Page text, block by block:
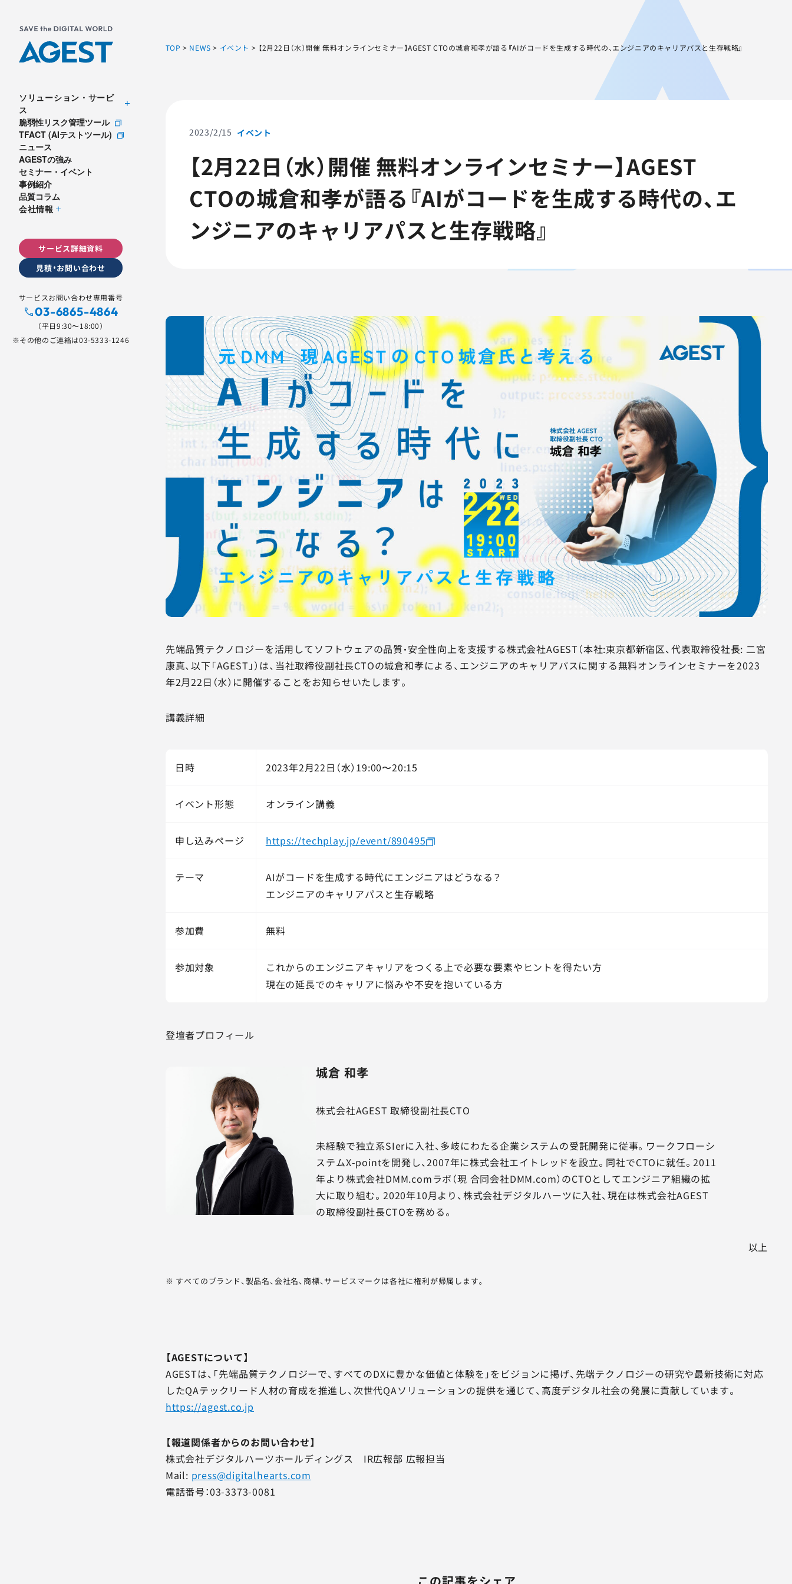
ソリューション・サービ
ス
脆弱性リスク管理ツール
TFACT (AIテストツール)
ニュース
AGESTの強み
セミナー・イベント
事例紹介
品質コラム
会社情報
サービス詳細資料
見積・お問い合わせ
サービスお問い合わせ専用番号
03-6865-4864
（平日9:30〜18:00）
※その他のご連絡は03-5333-1246
TOP > NEWS > イベント > 【2月22日（水）開催 無料オンラインセミナー】AGEST CTOの城倉和孝が語る『AIがコードを生成する時代の、エンジニアのキャリアパスと生存戦略』
2023/2/15 イベント
【2月22日（水）開催 無料オンラインセミナー】AGEST
CTOの城倉和孝が語る『AIがコードを生成する時代の、エ
ンジニアのキャリアパスと生存戦略』
先端品質テクノロジーを活用してソフトウェアの品質・安全性向上を支援する株式会社AGEST（本社:東京都新宿区、代表取締役社長: 二宮
康真、以下「AGEST」）は、当社取締役副社長CTOの城倉和孝による、エンジニアのキャリアパスに関する無料オンラインセミナーを2023
年2月22日（水）に開催することをお知らせいたします。
講義詳細
日時 2023年2月22日（水）19:00〜20:15
イベント形態 オンライン講義
申し込みページ https://techplay.jp/event/890495
テーマ
AIがコードを生成する時代にエンジニアはどうなる？
エンジニアのキャリアパスと生存戦略
参加費 無料
参加対象
これからのエンジニアキャリアをつくる上で必要な要素やヒントを得たい方
現在の延長でのキャリアに悩みや不安を抱いている方
登壇者プロフィール
城倉 和孝
株式会社AGEST 取締役副社長CTO
未経験で独立系SIerに入社、多岐にわたる企業システムの受託開発に従事。ワークフローシ
ステムX-pointを開発し、2007年に株式会社エイトレッドを設立。同社でCTOに就任。2011
年より株式会社DMM.comラボ（現 合同会社DMM.com）のCTOとしてエンジニア組織の拡
大に取り組む。2020年10月より、株式会社デジタルハーツに入社、現在は株式会社AGEST
の取締役副社長CTOを務める。
以上
※ すべてのブランド、製品名、会社名、商標、サービスマークは各社に権利が帰属します。
【AGESTについて】
AGESTは、「先端品質テクノロジーで、すべてのDXに豊かな価値と体験を」をビジョンに掲げ、先端テクノロジーの研究や最新技術に対応
したQAテックリード人材の育成を推進し、次世代QAソリューションの提供を通じて、高度デジタル社会の発展に貢献しています。
https://agest.co.jp
【報道関係者からのお問い合わせ】
株式会社デジタルハーツホールディングス IR広報部 広報担当
Mail: press@digitalhearts.com
電話番号：03-3373-0081